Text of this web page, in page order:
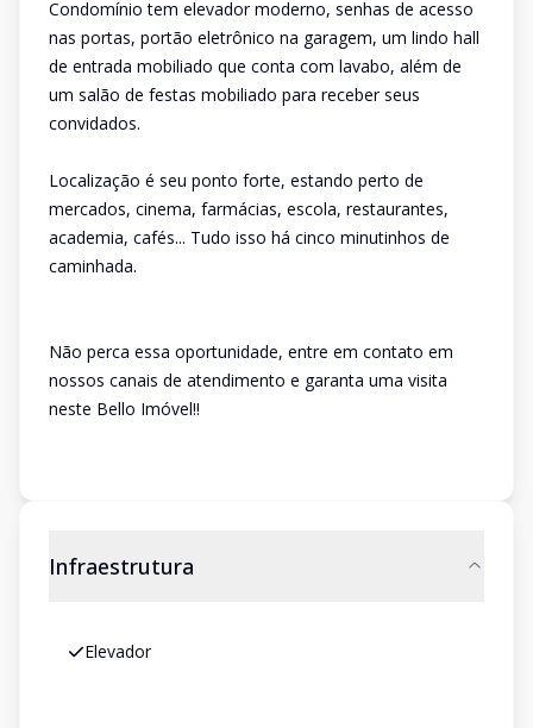
Condomínio tem elevador moderno, senhas de acesso
nas portas, portão eletrônico na garagem, um lindo hall
de entrada mobiliado que conta com lavabo, além de
um salão de festas mobiliado para receber seus
convidados.
Localização é seu ponto forte, estando perto de
mercados, cinema, farmácias, escola, restaurantes,
academia, cafés... Tudo isso há cinco minutinhos de
caminhada.
Não perca essa oportunidade, entre em contato em
nossos canais de atendimento e garanta uma visita
neste Bello Imóvel!!
Infraestrutura
Elevador